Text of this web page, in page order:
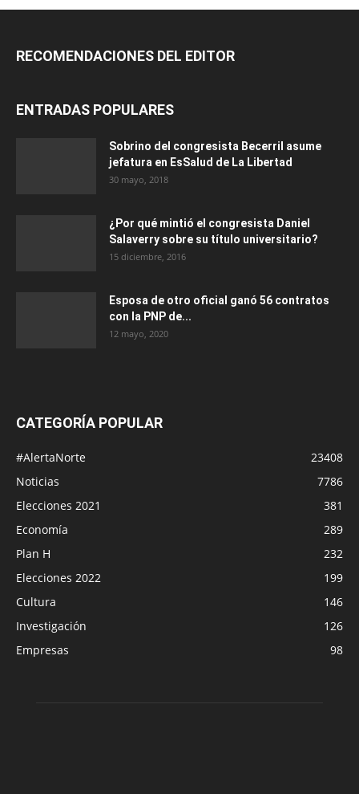
RECOMENDACIONES DEL EDITOR
ENTRADAS POPULARES
Sobrino del congresista Becerril asume
jefatura en EsSalud de La Libertad
30 mayo, 2018
¿Por qué mintió el congresista Daniel
Salaverry sobre su título universitario?
15 diciembre, 2016
Esposa de otro oficial ganó 56 contratos
con la PNP de...
12 mayo, 2020
CATEGORÍA POPULAR
#AlertaNorte
23408
Noticias
7786
Elecciones 2021
381
Economía
289
Plan H
232
Elecciones 2022
199
Cultura
146
Investigación
126
Empresas
98